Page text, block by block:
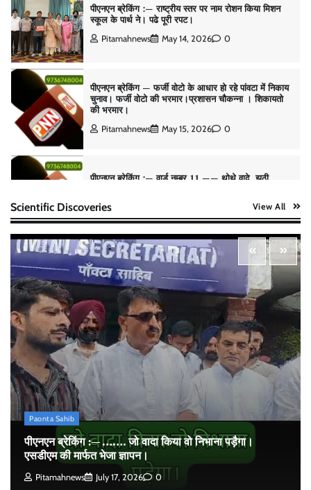
पीएनएन ब्रेकिंग :— राष्ट्रीय स्तर पर नाम रोशन किया मिशन
स्कूल के पार्थ ने। पढे पूरी रपट।
Pitamahnews May 14, 2026 0
पीएनएन ब्रेकिंग — फर्जी वोटो के आधार हो रहे पांवटा में निकाय
चुनाव। फर्जी वोटो की भरमार।प्रशासन चौकन्ना । शिकायतो
की भरमार।
Pitamahnews May 15, 2026 0
पीएनएन ब्रेकिंग :— वार्ड नम्बर 11 —— थोथे वादे, झूठी
Pitamahnews
पीएनएन ब्रेकिंग:— वार्ड नम्बर 7 में भाजपा प्रत्याषी की हवांइंया
उडा दी रविन्द्रपाल खुराना ने।
Pitamahnews May 15, 2026 0
पीएनएन ब्रेकिंग :— राष्ट्रीय स्तर पर नाम रोशन किया मिशन
स्कूल के पार्थ ने। पढे पूरी रपट।
Pitamahnews May 14, 2026 0
Scientific Discoveries View All
Paonta Sahib
पीएनएन ब्रेकिंग :— ……. जो वादा किया वो निभाना पड़ैगा।
एसडीएम की मार्फत भेजा ज्ञापन।
Pitamahnews July 17, 2026 0